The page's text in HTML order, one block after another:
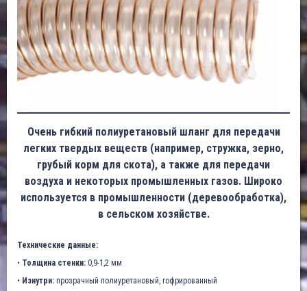
Очень гибкий полиуретановый шланг для передачи
легких твердых веществ (например, стружка, зерно,
грубый корм для скота), а также для передачи
воздуха и некоторых промышленных газов. Широко
используется в промышленности (деревообработка),
в сельском хозяйстве.
Технические данные:
• Толщина стенки: 0,9-1,2 мм
• Изнутри: прозрачный полиуретановый, гофрированный